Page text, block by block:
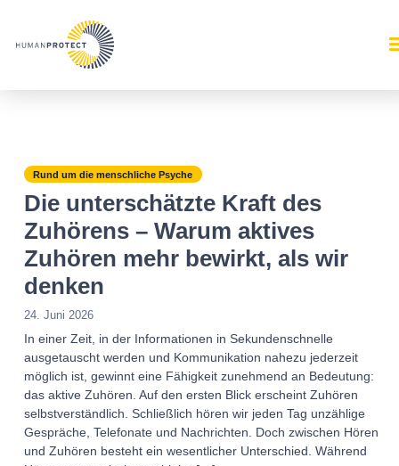
Rund um die menschliche Psyche
Die unterschätzte Kraft des
Zuhörens – Warum aktives
Zuhören mehr bewirkt, als wir
denken
24. Juni 2026
In einer Zeit, in der Informationen in Sekundenschnelle
ausgetauscht werden und Kommunikation nahezu jederzeit
möglich ist, gewinnt eine Fähigkeit zunehmend an Bedeutung:
das aktive Zuhören. Auf den ersten Blick erscheint Zuhören
selbstverständlich. Schließlich hören wir jeden Tag unzählige
Gespräche, Telefonate und Nachrichten. Doch zwischen Hören
und Zuhören besteht ein wesentlicher Unterschied. Während